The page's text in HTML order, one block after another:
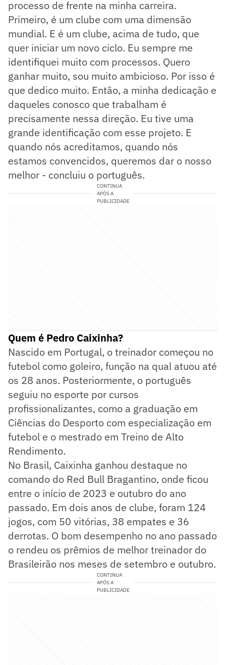
processo de frente na minha carreira.
Primeiro, é um clube com uma dimensão
mundial. E é um clube, acima de tudo, que
quer iniciar um novo ciclo. Eu sempre me
identifiquei muito com processos. Quero
ganhar muito, sou muito ambicioso. Por isso é
que dedico muito. Então, a minha dedicação e
daqueles conosco que trabalham é
precisamente nessa direção. Eu tive uma
grande identificação com esse projeto. E
quando nós acreditamos, quando nós
estamos convencidos, queremos dar o nosso
melhor - concluiu o português.
CONTINUA
APÓS A
PUBLICIDADE
Quem é Pedro Caixinha?
Nascido em Portugal, o treinador começou no
futebol como goleiro, função na qual atuou até
os 28 anos. Posteriormente, o português
seguiu no esporte por cursos
profissionalizantes, como a graduação em
Ciências do Desporto com especialização em
futebol e o mestrado em Treino de Alto
Rendimento.
No Brasil, Caixinha ganhou destaque no
comando do Red Bull Bragantino, onde ficou
entre o início de 2023 e outubro do ano
passado. Em dois anos de clube, foram 124
jogos, com 50 vitórias, 38 empates e 36
derrotas. O bom desempenho no ano passado
o rendeu os prêmios de melhor treinador do
Brasileirão nos meses de setembro e outubro.
CONTINUA
APÓS A
PUBLICIDADE